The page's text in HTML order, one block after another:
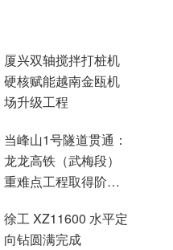
厦兴双轴搅拌打桩机
硬核赋能越南金瓯机
场升级工程
当峰山1号隧道贯通：
龙龙高铁（武梅段）
重难点工程取得阶段
徐工 XZ11600 水平定
向钻圆满完成